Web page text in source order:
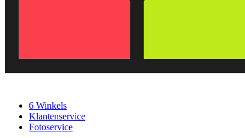
6 Winkels
Klantenservice
Fotoservice